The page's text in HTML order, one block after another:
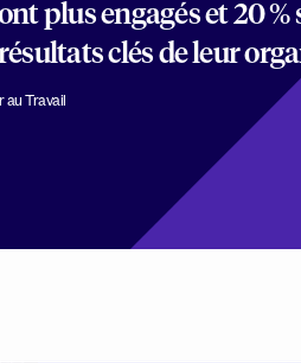
plus engagés et 20
clés de leur
au Travail